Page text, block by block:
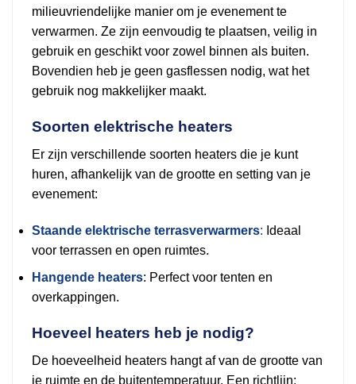
milieuvriendelijke manier om je evenement te
verwarmen. Ze zijn eenvoudig te plaatsen, veilig in
gebruik en geschikt voor zowel binnen als buiten.
Bovendien heb je geen gasflessen nodig, wat het
gebruik nog makkelijker maakt.
Soorten elektrische heaters
Er zijn verschillende soorten heaters die je kunt
huren, afhankelijk van de grootte en setting van je
evenement:
Staande elektrische terrasverwarmers: Ideaal
voor terrassen en open ruimtes.
Hangende heaters: Perfect voor tenten en
overkappingen.
Hoeveel heaters heb je nodig?
De hoeveelheid heaters hangt af van de grootte van
je ruimte en de buitentemperatuur. Een richtlijn: